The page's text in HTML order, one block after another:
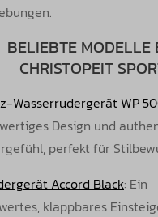
BELIEBTE MODELLE
CHRISTOPEIT
Wasserrudergerät WP
Design und
perfekt für
Accord Black: Ein
klappbares